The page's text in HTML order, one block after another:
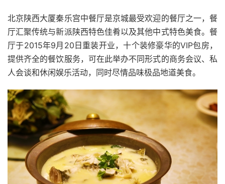
北京陕西大厦秦乐宫中餐厅是京城最受欢迎的餐厅之一，餐
厅汇聚传统与新派陕西特色佳肴以及其他中式特色美食。餐
厅于2015年9月20日重装开业，十个装修豪华的VIP包房，
提供齐全的餐饮服务，可在此举办不同形式的商务会议、私
人会谈和休闲娱乐活动，同时尽情品味极品地道美食。